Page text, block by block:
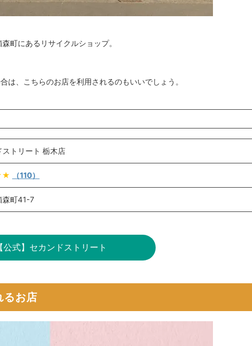
町にあるリサイクルショップ。
は、こちらのお店を利用されるのもいいでしょう。
ストリート 栃木店
（110）
森町41-7
【公式】セカンドストリート
るお店